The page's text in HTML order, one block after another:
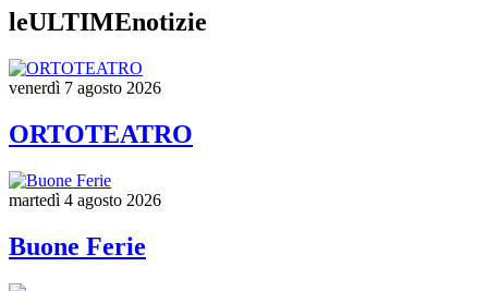
leULTIMEnotizie
venerdì 7 agosto 2026
ORTOTEATRO
martedì 4 agosto 2026
Buone Ferie